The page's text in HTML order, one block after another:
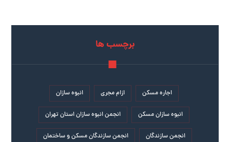
برچسب ها
اجاره مسکن ازام مجری انبوه سازان
انبوه سازان مسکن انجمن انبوه سازان استان تهران
انجمن سازندگان انجمن سازندگان مسکن و ساختمان